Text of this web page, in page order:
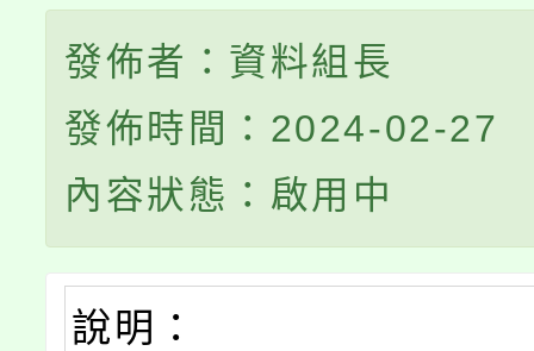
發佈者：資料組長
發佈時間：2024-02-27
內容狀態：啟用中
說明：